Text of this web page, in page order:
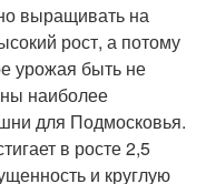
выращивать на
рост, а потому
урожая быть не
наиболее
для Подмосковья.
в росте 2,5
и круглую